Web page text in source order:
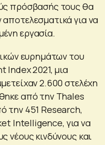
πρόσβασής τους θα
για να
εργασία.
ευρημάτων του
Index 2021, μια
2.600 στελέχη
από την Thales
την 451 Research,
Intelligence, για να
νέους κινδύνους και